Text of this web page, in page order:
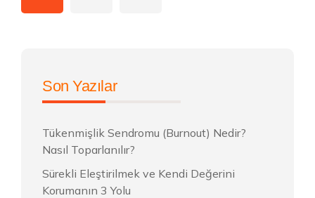
Son Yazılar
Tükenmişlik Sendromu (Burnout) Nedir?
Nasıl Toparlanılır?
Sürekli Eleştirilmek ve Kendi Değerini
Korumanın 3 Yolu